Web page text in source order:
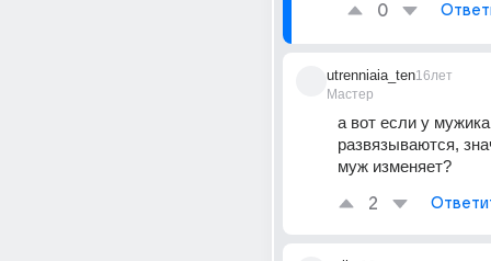
0
utrenniaia_ten
Мастер
16лет
а вот если у
развязываются,
муж изменяет?
2